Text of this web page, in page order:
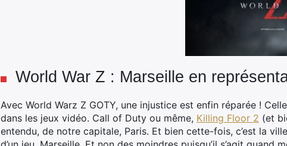
World War Z : Marseille en
Avec World Warz Z GOTY, une injustice est enfin réparée !
dans les jeux vidéo. Call of Duty ou même, Killing Floor 2 (et
entendu, de notre capitale, Paris. Et bien cette-fois, c’est la